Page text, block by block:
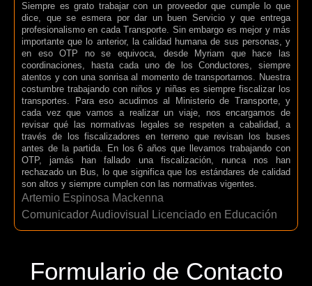
Siempre es grato trabajar con un proveedor que cumple lo que
dice, que se esmera por dar un buen Servicio y que entrega
profesionalismo en cada Transporte. Sin embargo es mejor y más
importante que lo anterior, la calidad humana de sus personas, y
en eso OTP no se equivoca, desde Myriam que hace las
coordinaciones, hasta cada uno de los Conductores, siempre
atentos y con una sonrisa al momento de transportarnos. Nuestra
costumbre trabajando con niños y niñas es siempre fiscalizar los
transportes. Para eso acudimos al Ministerio de Transporte, y
cada vez que vamos a realizar un viaje, nos encargamos de
revisar qué las normativas legales se respeten a cabalidad, a
través de los fiscalizadores en terreno que revisan los buses
antes de la partida. En los 6 años que llevamos trabajando con
OTP, jamás han fallado una fiscalización, nunca nos han
rechazado un Bus, lo que significa que los estándares de calidad
son altos y siempre cumplen con las normativas vigentes.
Artemio Espinosa Mackenna
Comunicador Audiovisual Licenciado en Educación
Formulario de Contacto